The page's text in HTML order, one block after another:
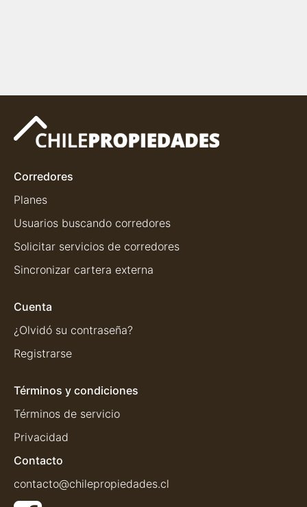
Corredores
Planes
Usuarios buscando corredores
Solicitar servicios de corredores
Sincronizar cartera externa
Cuenta
¿Olvidó su contraseña?
Registrarse
Términos y condiciones
Términos de servicio
Privacidad
Contacto
contacto@chilepropiedades.cl